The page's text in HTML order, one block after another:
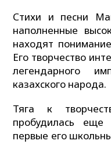
Стихи и песни
наполненные
находят
Его творчество
легендарного
казахского народа.
Тяга к
пробудилась
первые его